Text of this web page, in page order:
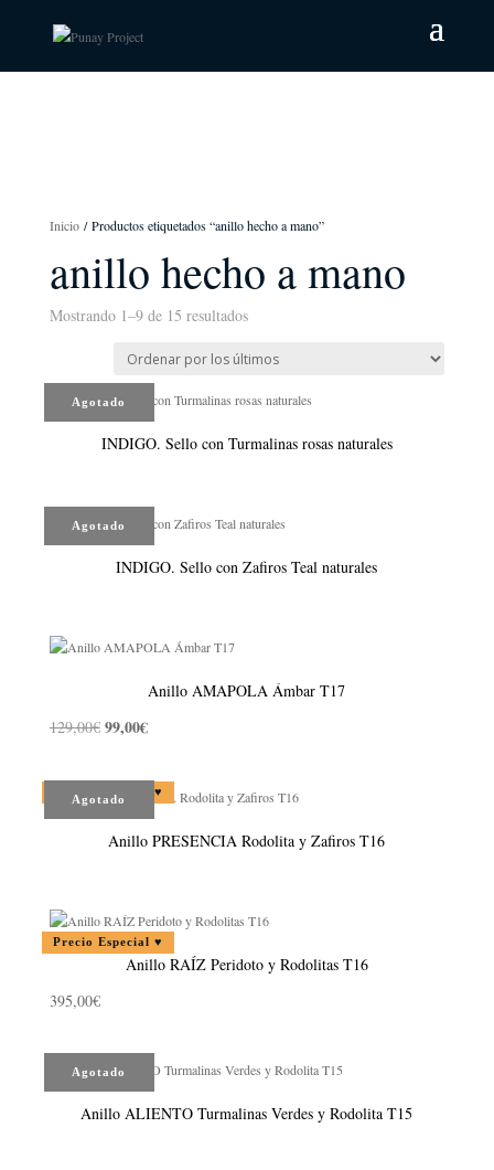
Inicio/ Productos etiquetados “anillo hecho a mano”
anillo hecho a mano
Mostrando 1–9 de 15 resultadosOrdenado
los
Agotado
INDIGO. Sello con Turmalinas rosas naturales
Agotado
INDIGO. Sello con Zafiros Teal naturales
Precio Especial ♥
Anillo AMAPOLA Ámbar T17
129,00€ El
original
era:
99,00€El
actual
es:
Precio Especial ♥
Agotado
Anillo PRESENCIA Rodolita y Zafiros T16
Anillo RAÍZ Peridoto y Rodolitas T16
395,00€
Agotado
Anillo ALIENTO Turmalinas Verdes y Rodolita T15